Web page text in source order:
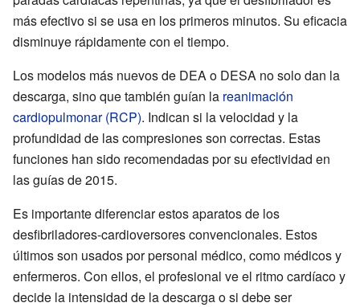
más efectivo si se usa en los primeros minutos. Su eficacia
disminuye rápidamente con el tiempo.
Los modelos más nuevos de DEA o DESA no solo dan la
descarga, sino que también guían la reanimación
cardiopulmonar (RCP). Indican si la velocidad y la
profundidad de las compresiones son correctas. Estas
funciones han sido recomendadas por su efectividad en
las guías de 2015.
Es importante diferenciar estos aparatos de los
desfibriladores-cardioversores convencionales. Estos
últimos son usados por personal médico, como médicos y
enfermeros. Con ellos, el profesional ve el ritmo cardíaco y
decide la intensidad de la descarga o si debe ser